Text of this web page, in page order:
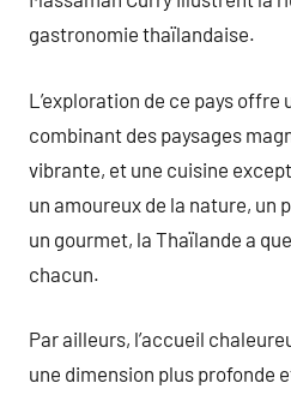
gastronomie thaïlandaise.
L’exploration de ce pays
combinant des paysages
vibrante, et une cuisine
un amoureux de la nature, un
un gourmet, la Thaïlande a
chacun.
Par ailleurs, l’accueil
une dimension plus profonde